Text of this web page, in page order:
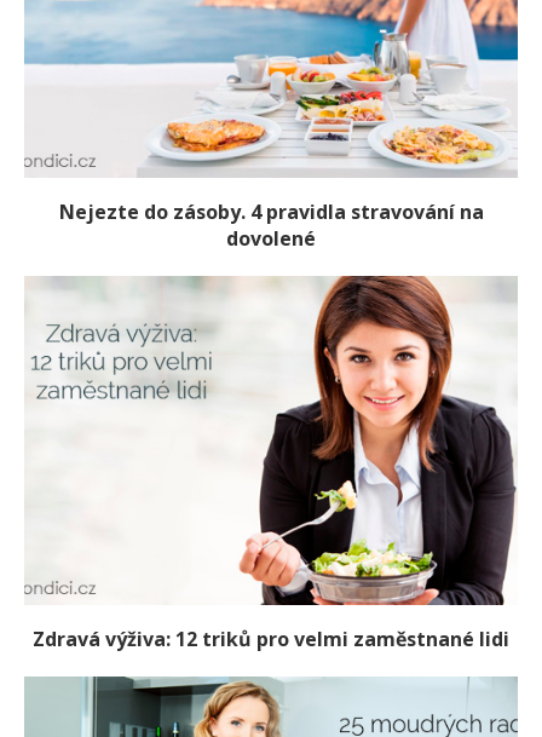
Nejezte do zásoby. 4 pravidla stravování na
dovolené
Zdravá výživa: 12 triků pro velmi zaměstnané lidi